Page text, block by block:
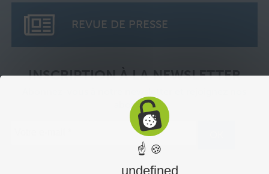
REVUE DE PRESSE
INSCRIPTION À LA NEWSLETTER
abonnés.
☝ 🍪
undefined